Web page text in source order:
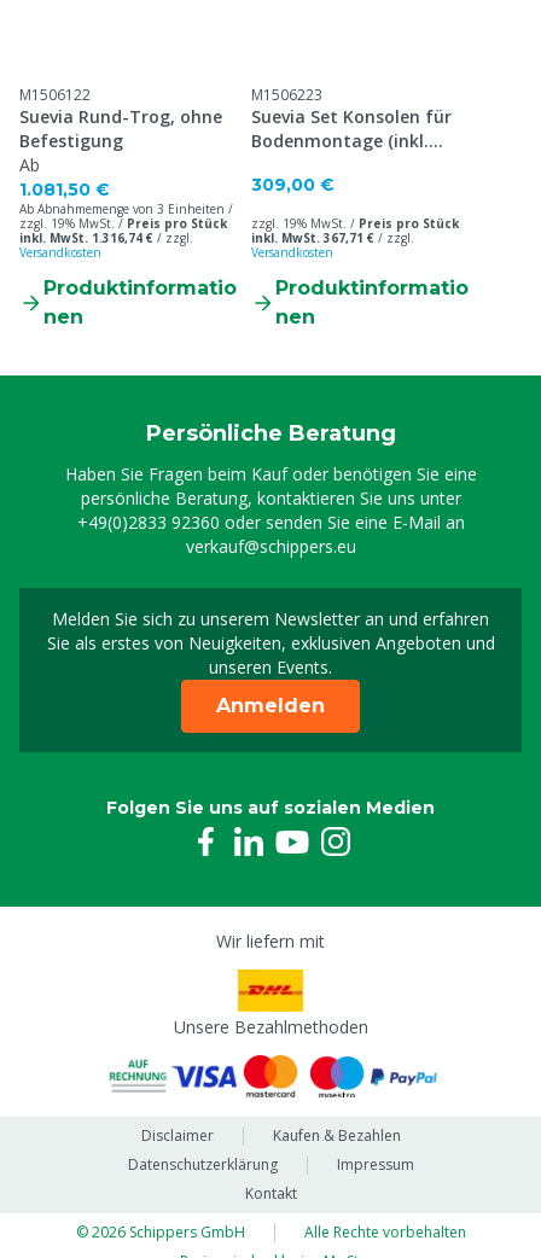
M1506122
Suevia Rund-Trog, ohne
Befestigung
Ab
1.081,50 €
Ab Abnahmemenge von 3 Einheiten /
zzgl. 19% MwSt. / Preis pro Stück
inkl. MwSt. 1.316,74 € / zzgl.
Versandkosten
Produktinformatio
nen
M1506223
Suevia Set Konsolen für
Bodenmontage (inkl.
309,00 €
zzgl. 19% MwSt. / Preis pro Stück
inkl. MwSt. 367,71 € / zzgl.
Versandkosten
Produktinformatio
nen
Persönliche Beratung
Haben Sie Fragen beim Kauf oder benötigen Sie eine
persönliche Beratung, kontaktieren Sie uns unter
+49(0)2833 92360 oder senden Sie eine E-Mail an
verkauf@schippers.eu
Melden Sie sich zu unserem Newsletter an und erfahren
Sie als erstes von Neuigkeiten, exklusiven Angeboten und
unseren Events.
Melden Sie sich für
Anmelden
Folgen Sie uns auf sozialen Medien
Wir liefern mit
Unsere Bezahlmethoden
Disclaimer
Kaufen & Bezahlen
Datenschutzerklärung
Impressum
Kontakt
© 2026 Schippers GmbH
Alle Rechte vorbehalten